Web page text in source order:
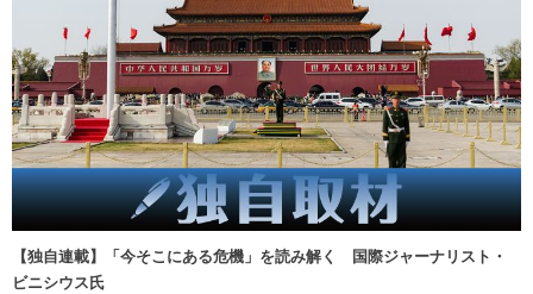
【独自連載】「今そこにある危機」を読み解く 国際ジャーナリスト・
ビニシウス氏